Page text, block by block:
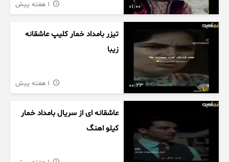
01:00
00:23
تیزر بامداد خمار کلیپ عاشقانه
زیبا
عاشقانه ای از سریال بامداد خمار
کیلو اهنگ